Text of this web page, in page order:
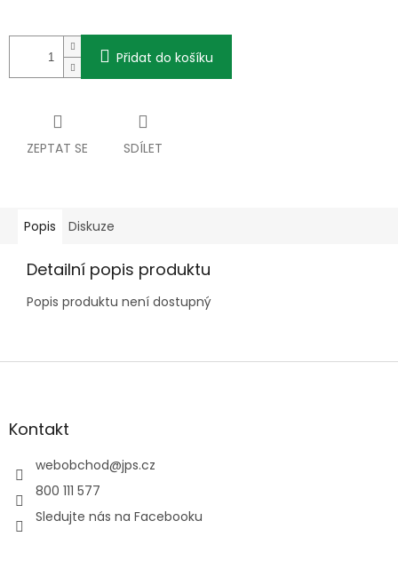
Přidat do košíku
ZEPTAT SE SDÍLET
Popis Diskuze
Detailní popis produktu
Popis produktu není dostupný
Z
aKontakt
webobchod@jps.cz
800 111 577
Sledujte nás na Facebooku